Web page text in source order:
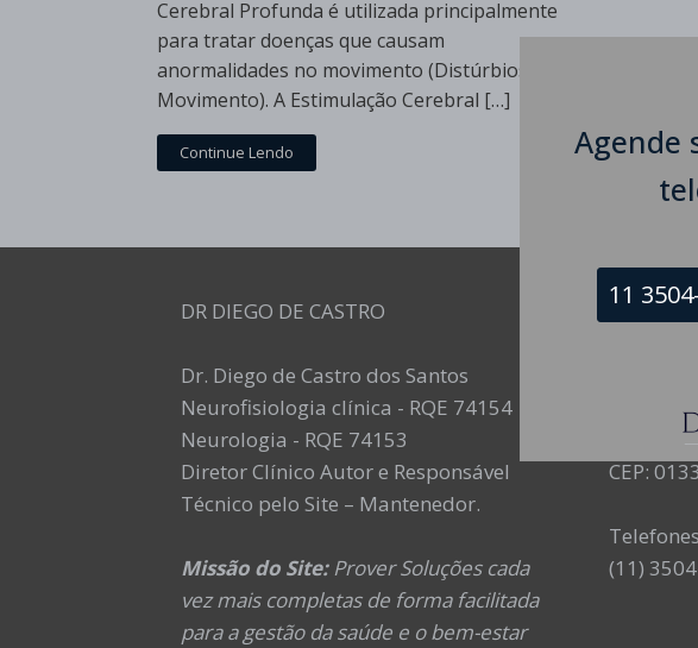
Agende
11
Cerebral Profunda é utilizada principalmente
para tratar doenças que causam
anormalidades no movimento (Distúrbios do
Movimento). A Estimulação Cerebral […]
Continue Lendo
DR DIEGO DE CASTRO
Dr. Diego de Castro dos Santos
Neurofisiologia clínica - RQE 74154
Neurologia - RQE 74153
Diretor Clínico Autor e Responsável
Técnico pelo Site – Mantenedor.
Missão do Site:Prover Soluções cada
vez mais completas de forma facilitada
para a gestão da saúde e o bem-estar
R.
Bela
CEP:
(11)